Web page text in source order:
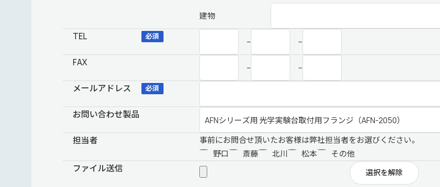
建物
TEL 必須
– –
FAX – –
メールアドレス 必須
お問い合わせ製品
担当者
事前にお問合せ頂いたお客様は弊社担当者をお選びください。
野口
斎藤 北川 松本 その他
ファイル送信 選択を解除